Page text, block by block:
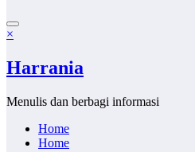
×
Harrania
Menulis dan berbagi informasi
Home
Home